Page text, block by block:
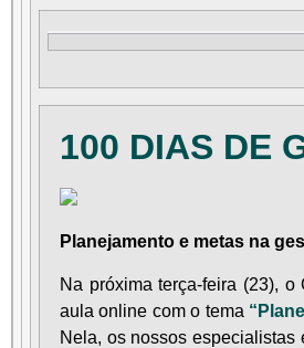
100 DIAS DE
Planejamento e metas na
Na próxima terça-feira (23),
aula online com o tema
Nela, os nossos